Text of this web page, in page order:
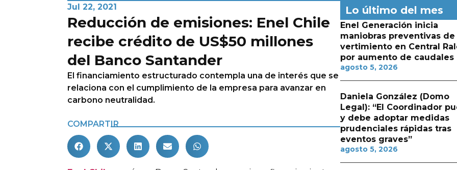
Jul 22, 2021
Reducción de emisiones: Enel Chile
recibe crédito de US$50 millones
del Banco Santander
El financiamiento estructurado contempla una de interés que se
relaciona con el cumplimiento de la empresa para avanzar en
carbono neutralidad.
COMPARTIR
Lo último del mes
Enel Generación inicia
maniobras preventivas de
vertimiento en Central
por aumento de caudales
agosto 5, 2026
Daniela González (Domo
Legal): “El Coordinador
y debe adoptar medidas
prudenciales rápidas tras
eventos graves”
agosto 5, 2026